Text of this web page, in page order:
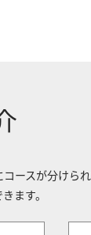
ースが分けられ
ます。